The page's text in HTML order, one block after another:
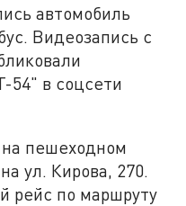
автомобиль
Видеозапись с
54" в соцсети
пешеходном
ул. Кирова, 270.
рейс по маршруту